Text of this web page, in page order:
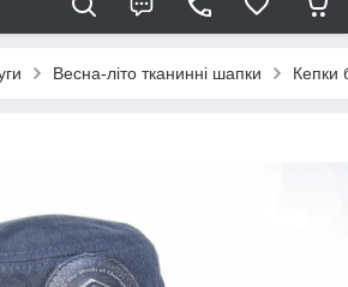
Весна-літо тканинні шапки Кепки